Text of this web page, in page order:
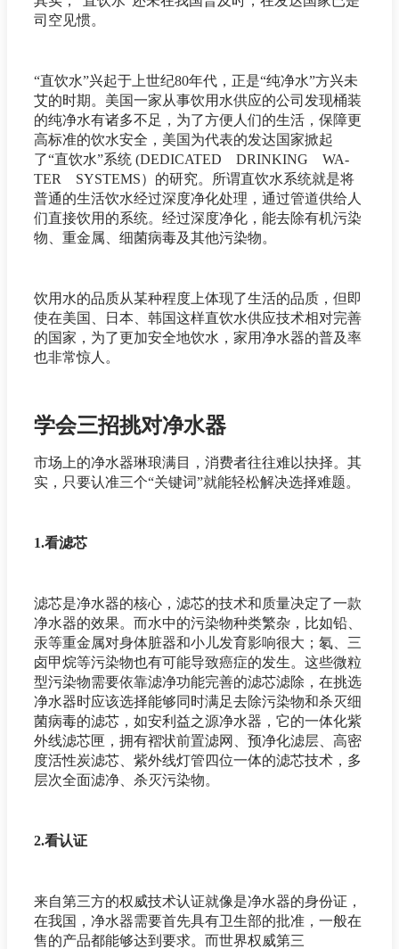
司空见惯。
“直饮水”兴起于上世纪80年代，正是“纯净水”方兴未
艾的时期。美国一家从事饮用水供应的公司发现桶装
的纯净水有诸多不足，为了方便人们的生活，保障更
高标准的饮水安全，美国为代表的发达国家掀起
了“直饮水”系统 (DEDICATED DRINKING WA-
TER SYSTEMS）的研究。所谓直饮水系统就是将
普通的生活饮水经过深度净化处理，通过管道供给人
们直接饮用的系统。经过深度净化，能去除有机污染
物、重金属、细菌病毒及其他污染物。
饮用水的品质从某种程度上体现了生活的品质，但即
使在美国、日本、韩国这样直饮水供应技术相对完善
的国家，为了更加安全地饮水，家用净水器的普及率
也非常惊人。
学会三招挑对净水器
市场上的净水器琳琅满目，消费者往往难以抉择。其
实，只要认准三个“关键词”就能轻松解决选择难题。
1.看滤芯
滤芯是净水器的核心，滤芯的技术和质量决定了一款
净水器的效果。而水中的污染物种类繁杂，比如铅、
汞等重金属对身体脏器和小儿发育影响很大；氡、三
卤甲烷等污染物也有可能导致癌症的发生。这些微粒
型污染物需要依靠滤净功能完善的滤芯滤除，在挑选
净水器时应该选择能够同时满足去除污染物和杀灭细
菌病毒的滤芯，如安利益之源净水器，它的一体化紫
外线滤芯匣，拥有褶状前置滤网、预净化滤层、高密
度活性炭滤芯、紫外线灯管四位一体的滤芯技术，多
层次全面滤净、杀灭污染物。
2.看认证
来自第三方的权威技术认证就像是净水器的身份证，
在我国，净水器需要首先具有卫生部的批准，一般在
售的产品都能够达到要求。而世界权威第三